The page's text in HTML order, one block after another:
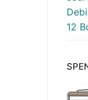
12